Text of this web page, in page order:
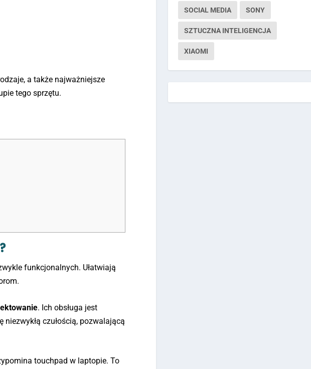
a także najważniejsze
tego sprzętu.
funkcjonalnych. Ułatwiają
. Ich obsługa jest
niezwykłą czułością, pozwalającą
touchpad w laptopie. To
SOCIAL MEDIA SONY
SZTUCZNA INTELIGENCJA
XIAOMI